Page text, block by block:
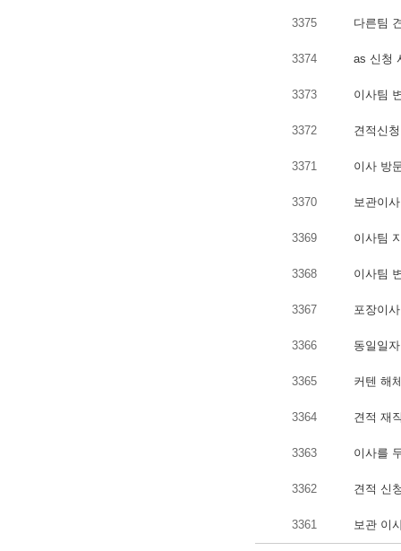
3375 다른팀
3374 as 신청
3373 이사팀
3372 견적신
3371 이사 방
3370 보관이
3369 이사팀
3368 이사팀
3367 포장이
3366 동일일
3365 커텐 해
3364 견적 재
3363 이사를
3362 견적 신
3361 보관 이